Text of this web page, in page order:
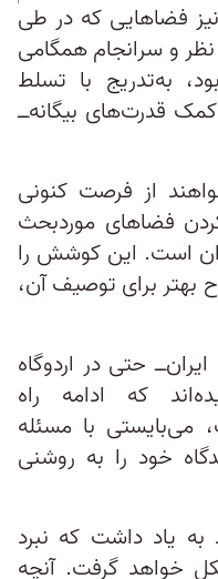
فضاهایی که در طی
و سرانجام همگامی
به‌تدریج با تسلط
قدرت‌های بیگانه‌ــ
از فرصت کنونی
فضاهای موردبحث
است. این کوشش را
بهتر برای توصیف آن،
حتی در اردوگاه
که ادامه راه
می‌بایستی با مسئله
خود را به روشنی
به یاد داشت که نبرد
خواهد گرفت. آنچه